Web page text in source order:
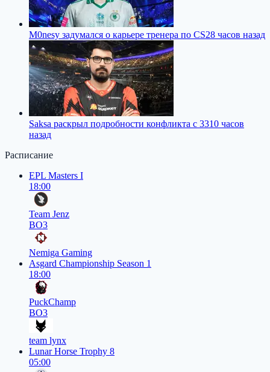
M0nesy задумался о карьере тренера по CS28 часов назад
Saksa раскрыл подробности конфликта с 3310 часов
назад
Расписание
EPL Masters I
18:00
Team Jenz
BO3
Nemiga Gaming
Asgard Championship Season 1
18:00
PuckChamp
BO3
team lynx
Lunar Horse Trophy 8
05:00